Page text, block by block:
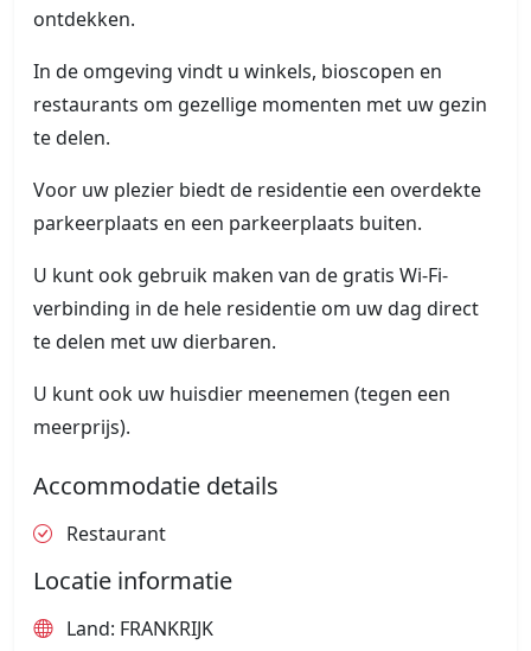
ontdekken.
In de omgeving vindt u winkels, bioscopen en
restaurants om gezellige momenten met uw gezin
te delen.
Voor uw plezier biedt de residentie een overdekte
parkeerplaats en een parkeerplaats buiten.
U kunt ook gebruik maken van de gratis Wi-Fi-
verbinding in de hele residentie om uw dag direct
te delen met uw dierbaren.
U kunt ook uw huisdier meenemen (tegen een
meerprijs).
Accommodatie details
Restaurant
Locatie informatie
Land: FRANKRIJK